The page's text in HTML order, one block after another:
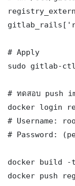
# Apply
sudo gitlab-
# ทดสอบ push
docker login
# Username:
# Password:
docker build -t
docker push